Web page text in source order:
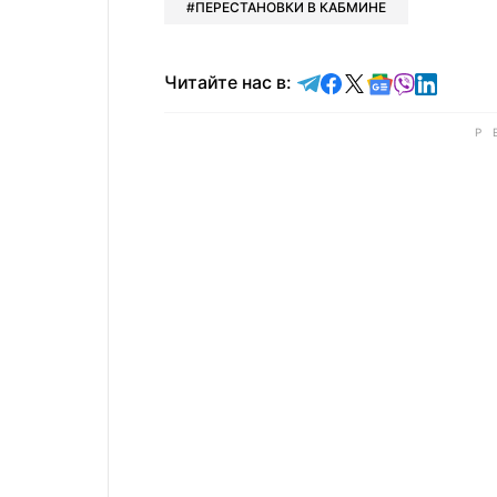
ПЕРЕСТАНОВКИ В КАБМИНЕ
Читайте нас в: Читайте в Telegram
Читайте в
Читайте в X
Читайте в
Читайте